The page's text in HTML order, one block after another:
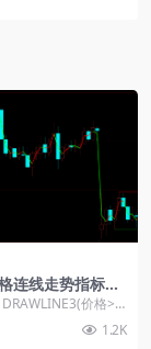
连线走势指标源
标记
价格>R
1.2K